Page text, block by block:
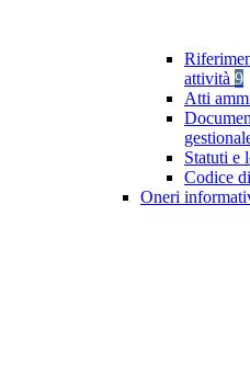
attività 9
Atti
Statuti e
Codice
Oneri